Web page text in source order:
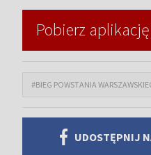
Pobierz aplikację
#BIEG POWSTANIA
UDOSTĘPNIJ